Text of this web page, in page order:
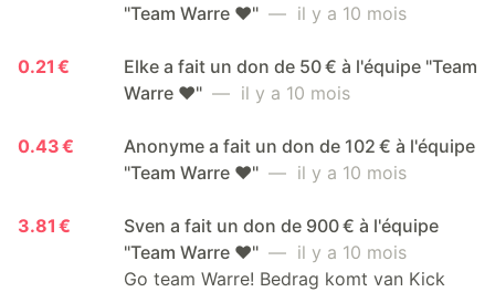
"Team Warre ❤️" — il y a 10 mois
0.21 €
Elke a fait un don de 50 € à l'équipe "Team
Warre ❤️" — il y a 10 mois
0.43 €
Anonyme a fait un don de 102 € à l'équipe
"Team Warre ❤️" — il y a 10 mois
3.81 €
Sven a fait un don de 900 € à l'équipe
"Team Warre ❤️" — il y a 10 mois
Go team Warre! Bedrag komt van Kick